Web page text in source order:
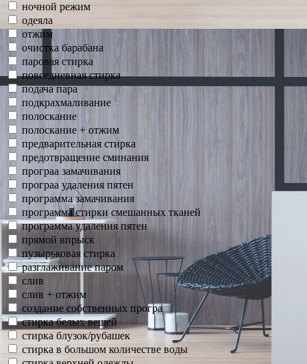
ночной режим
одеяла
отжим
очистка барабана
паровая стирка
повседневная стирка
подача пара
подкрахмаливание
полоскание
полоскание + отжим
предварительная стирка
предотвращение сминания
програа замачивания
програа удаления пятен
программа замачивания
программа стирки смешанных тканей
программа удаления пятен
прямой впрыск
пузырьковая стирка
разглаживание паром
слив
слив + отжим
создание собственных програ
стирка белых вещей
стирка блузок/рубашек
стирка в большом количестве воды